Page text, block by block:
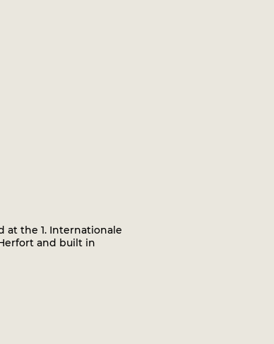
at the 1. Internationale
and built in